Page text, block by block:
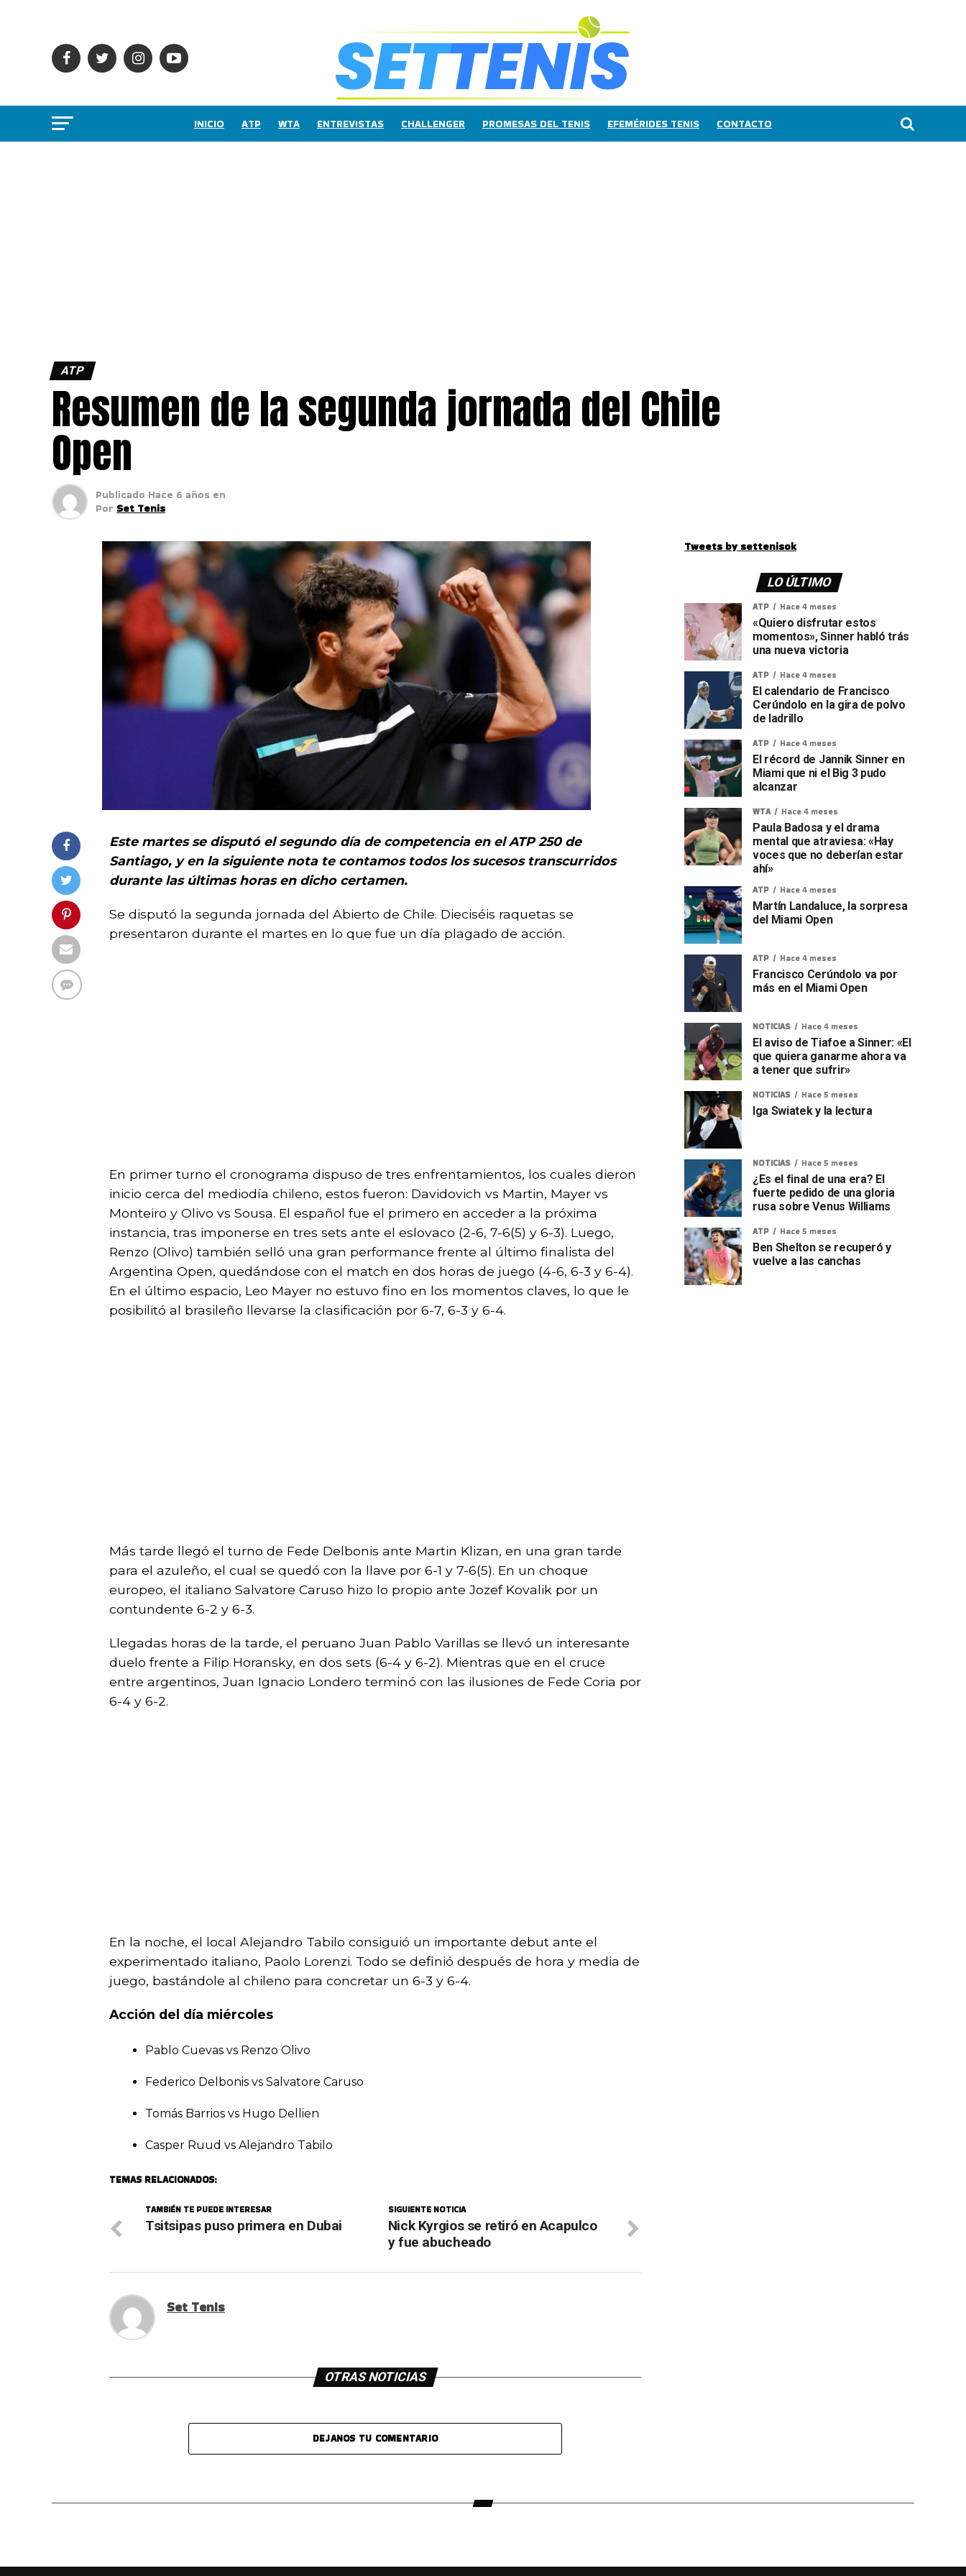
INICIO ATP WTA ENTREVISTAS CHALLENGER PROMESAS DEL TENIS EFEMÉRIDES TENIS CONTACTO
ATP
Resumen de la segunda jornada del Chile
Open
Publicado Hace 6 años en
Por Set Tenis
Este martes se disputó el segundo día de competencia en el ATP 250 de
Santiago, y en la siguiente nota te contamos todos los sucesos transcurridos
durante las últimas horas en dicho certamen.
Se disputó la segunda jornada del Abierto de Chile. Dieciséis raquetas se
presentaron durante el martes en lo que fue un día plagado de acción.
En primer turno el cronograma dispuso de tres enfrentamientos, los cuales dieron
inicio cerca del mediodía chileno, estos fueron: Davidovich vs Martin, Mayer vs
Monteiro y Olivo vs Sousa. El español fue el primero en acceder a la próxima
instancia, tras imponerse en tres sets ante el eslovaco (2-6, 7-6(5) y 6-3). Luego,
Renzo (Olivo) también selló una gran performance frente al último finalista del
Argentina Open, quedándose con el match en dos horas de juego (4-6, 6-3 y 6-4).
En el último espacio, Leo Mayer no estuvo fino en los momentos claves, lo que le
posibilitó al brasileño llevarse la clasificación por 6-7, 6-3 y 6-4.
Más tarde llegó el turno de Fede Delbonis ante Martin Klizan, en una gran tarde
para el azuleño, el cual se quedó con la llave por 6-1 y 7-6(5). En un choque
europeo, el italiano Salvatore Caruso hizo lo propio ante Jozef Kovalik por un
contundente 6-2 y 6-3.
Llegadas horas de la tarde, el peruano Juan Pablo Varillas se llevó un interesante
duelo frente a Filip Horansky, en dos sets (6-4 y 6-2). Mientras que en el cruce
entre argentinos, Juan Ignacio Londero terminó con las ilusiones de Fede Coria por
6-4 y 6-2.
En la noche, el local Alejandro Tabilo consiguió un importante debut ante el
experimentado italiano, Paolo Lorenzi. Todo se definió después de hora y media de
juego, bastándole al chileno para concretar un 6-3 y 6-4.
Acción del día miércoles
Pablo Cuevas vs Renzo Olivo
Federico Delbonis vs Salvatore Caruso
Tomás Barrios vs Hugo Dellien
Casper Ruud vs Alejandro Tabilo
TEMAS RELACIONADOS:
SIGUIENTE NOTICIA
Nick Kyrgios se retiró en Acapulco
y fue abucheado
TAMBIÉN TE PUEDE INTERESAR
Tsitsipas puso primera en Dubai
Set Tenis
OTRAS NOTICIAS
DEJANOS TU COMENTARIO
Tweets by settenisok
LO ÚLTIMO
ATP Hace 4 meses
«Quiero disfrutar estos
momentos», Sinner habló trás
una nueva victoria
ATP Hace 4 meses
El calendario de Francisco
Cerúndolo en la gira de polvo
de ladrillo
ATP Hace 4 meses
El récord de Jannik Sinner en
Miami que ni el Big 3 pudo
alcanzar
WTA Hace 4 meses
Paula Badosa y el drama
mental que atraviesa: «Hay
voces que no deberían estar
ahí»
ATP Hace 4 meses
Martín Landaluce, la sorpresa
del Miami Open
ATP Hace 4 meses
Francisco Cerúndolo va por
más en el Miami Open
NOTICIAS Hace 4 meses
El aviso de Tiafoe a Sinner: «El
que quiera ganarme ahora va
a tener que sufrir»
NOTICIAS Hace 5 meses
Iga Swiatek y la lectura
NOTICIAS Hace 5 meses
¿Es el final de una era? El
fuerte pedido de una gloria
rusa sobre Venus Williams
ATP Hace 5 meses
Ben Shelton se recuperó y
vuelve a las canchas